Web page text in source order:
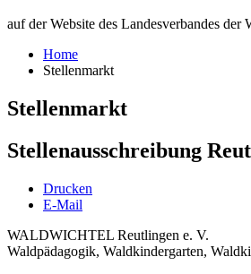
auf der Website des Landesverbandes
Home
Stellenmarkt
Stellenmarkt
Stellenausschreibung
Drucken
E-Mail
WALDWICHTEL Reutlingen e. V.
Waldpädagogik, Waldkindergarten,